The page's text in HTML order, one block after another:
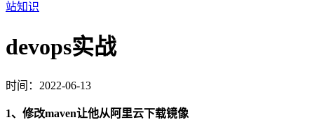
站知识
devops实战
时间：2022-06-13
1、修改maven让他从阿里云下载镜像